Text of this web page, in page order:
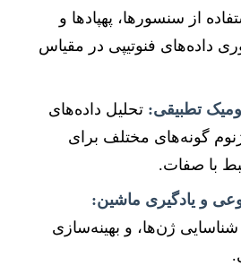
از سنسورها، پهپادها و
داده‌های فنوتیپی در مقیاس
تطبیقی: تحلیل داده‌های
گونه‌های مختلف برای
با صفات.
و یادگیری ماشین:
ژن‌ها، و بهینه‌سازی